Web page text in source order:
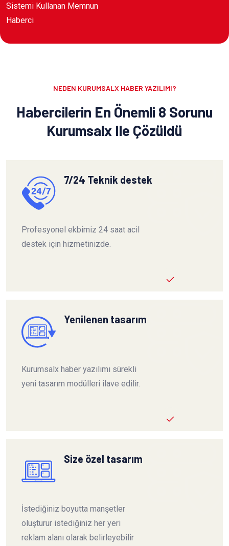
Sistemi Kullanan Memnun
Haberci
NEDEN KURUMSALX HABER YAZILIMI?
Habercilerin En Önemli 8 Sorunu
Kurumsalx Ile Çözüldü
7/24 Teknik destek
Profesyonel ekbimiz 24 saat acil
destek için hizmetinizde.
Yenilenen tasarım
Kurumsalx haber yazılımı sürekli
yeni tasarım modülleri ilave edilir.
Size özel tasarım
İstediğiniz boyutta manşetler
oluşturur istediğiniz her yeri
reklam alanı olarak belirleyebilir